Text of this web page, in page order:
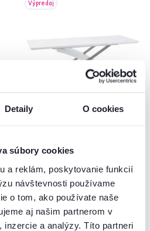
Detaily O cookies
súbory cookies
a reklám, poskytovanie funkcií
návštevnosti používame
o tom, ako používate naše
aj našim partnerom v
inzercie a analýzy. Títo partneri
Výpredaj
KROS
659 €
469 € -28%